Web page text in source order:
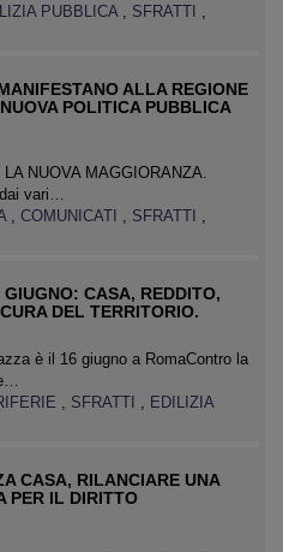
PUBBLICA , SFRATTI ,
ALLA REGIONE
POLITICA PUBBLICA
NUOVA MAGGIORANZA.
vari…
, COMUNICATI , SFRATTI ,
CASA, REDDITO,
DEL TERRITORIO.
è il 16 giugno a RomaContro la
, SFRATTI , EDILIZIA
CASA, RILANCIARE UNA
PER IL DIRITTO